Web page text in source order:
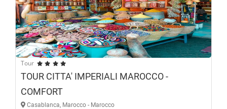
Tour
TOUR CITTA' IMPERIALI MAROCCO -
COMFORT
Casablanca, Marocco - Marocco